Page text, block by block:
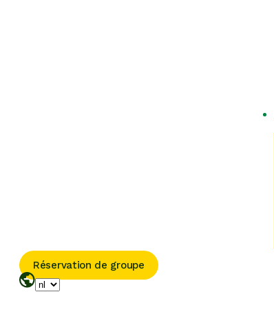
Réservation de groupe